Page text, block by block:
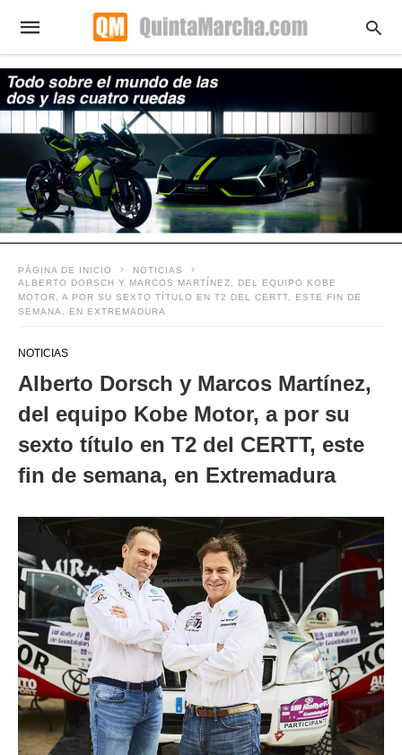
PÁGINA DE INICIO
NOTICIAS
ALBERTO DORSCH Y MARCOS MARTÍNEZ, DEL EQUIPO KOBE
MOTOR, A POR SU SEXTO TÍTULO EN T2 DEL CERTT, ESTE FIN DE
SEMANA, EN EXTREMADURA
NOTICIAS
Alberto Dorsch y Marcos Martínez,
del equipo Kobe Motor, a por su
sexto título en T2 del CERTT, este
fin de semana, en Extremadura